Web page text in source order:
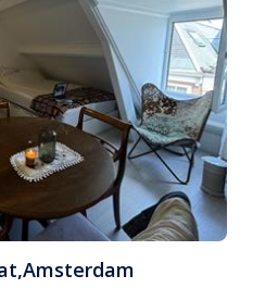
,Amsterdam